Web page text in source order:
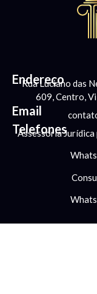
Endereço
Rua Luciano das
609, Centro,
Email
Telefones
Assessoria